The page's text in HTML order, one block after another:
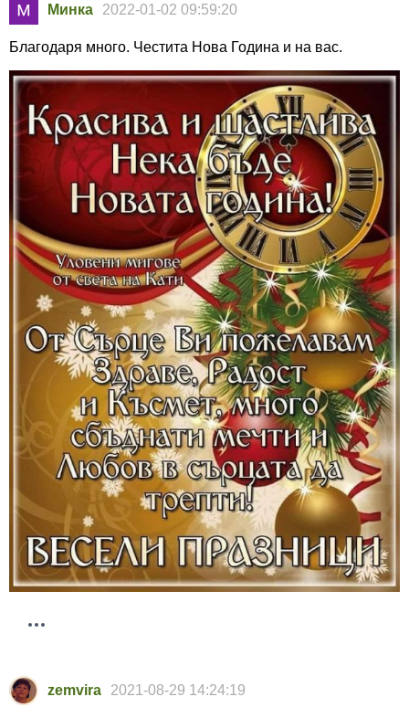
Минка 2022-01-02 09:59:20
Благодаря много. Честита Нова Година и на вас.
zemvira 2021-08-29 14:24:19